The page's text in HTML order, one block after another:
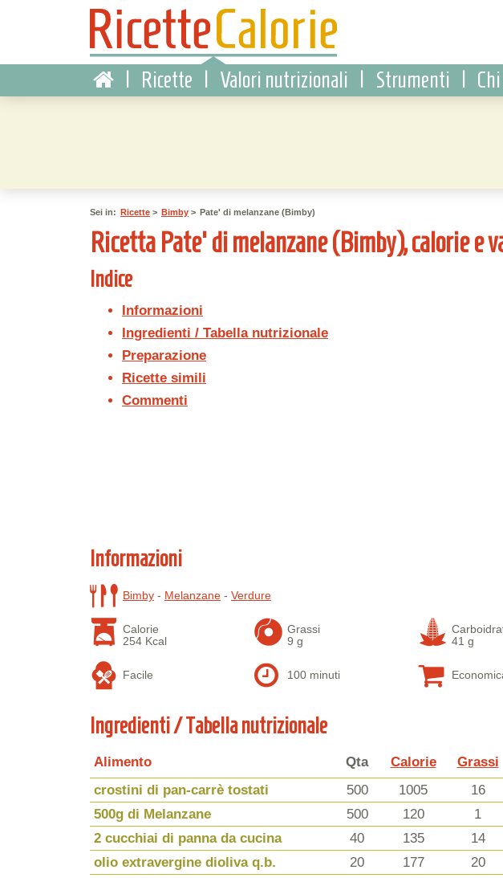
Ricette Valori nutrizionali Strumenti
Sei in: Ricette > Bimby > Pate' di melanzane (Bimby)
Ricetta Pate' di melanzane (Bimby), calorie e
Indice
Informazioni
Ingredienti / Tabella nutrizionale
Preparazione
Ricette simili
Commenti
Informazioni
Bimby - Melanzane - Verdure
Calorie
254 Kcal
Grassi
9 g
41 g
Facile 100 minuti
Ingredienti / Tabella nutrizionale
Alimento Qta Calorie Grassi
crostini di pan-carrè tostati
500 1005 16
500g di Melanzane
500 120 1
2 cucchiai di panna da cucina
40 135 14
olio extravergine dioliva q.b.
20 177 20